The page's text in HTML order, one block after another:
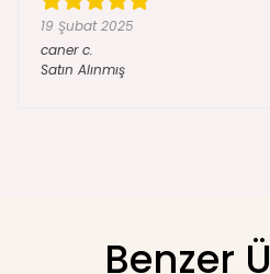
19 Şubat 2025
caner c.
Satın Alınmış
Benzer